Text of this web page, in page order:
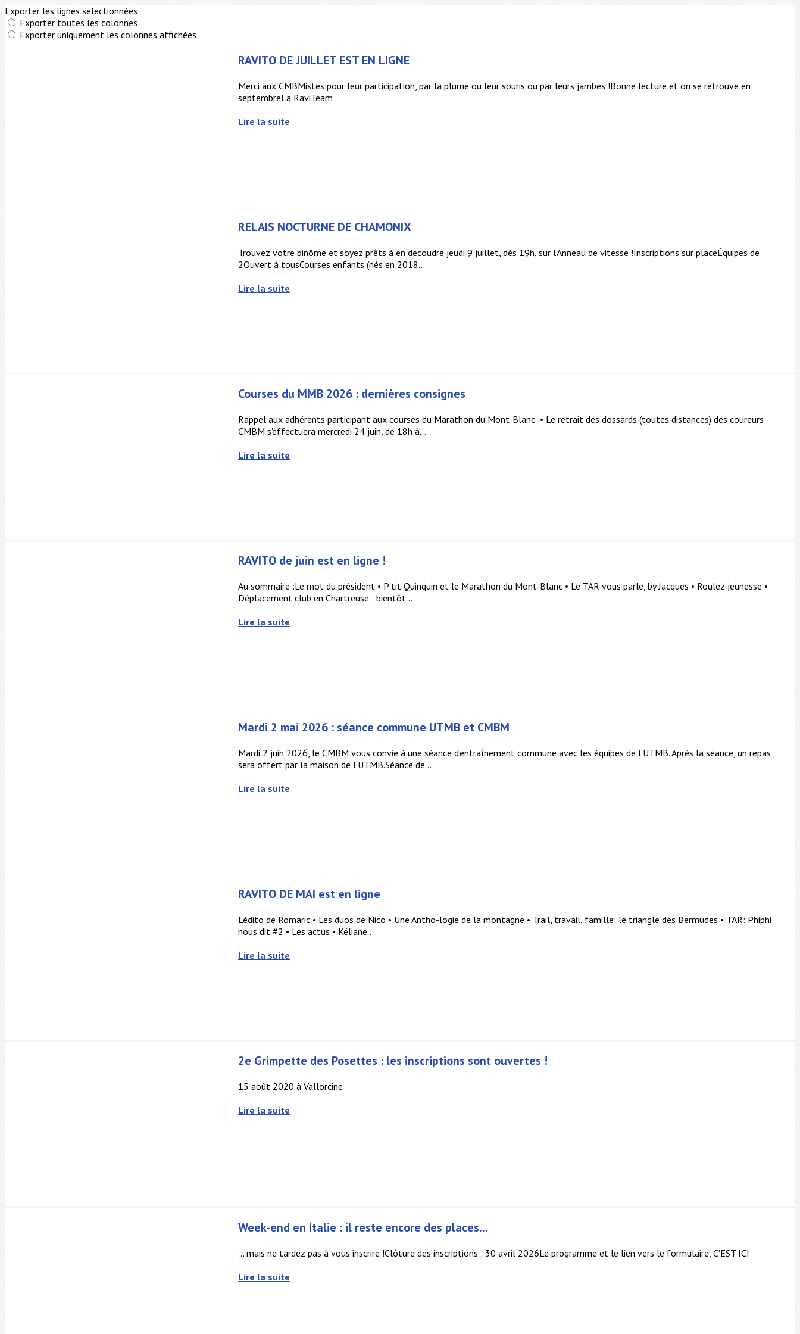
Exporter les lignes sélectionnées
Exporter toutes les colonnes
Exporter uniquement les colonnes affichées
RAVITO DE JUILLET EST EN LIGNE
Merci aux CMBMistes pour leur participation, par la plume ou leur souris ou par leurs jambes !Bonne lecture et on se retrouve en
septembreLa RaviTeam
Lire la suite
RELAIS NOCTURNE DE CHAMONIX
Trouvez votre binôme et soyez prêts à en découdre jeudi 9 juillet, dès 19h, sur l'Anneau de vitesse !Inscriptions sur placeÉquipes de
2Ouvert à tousCourses enfants (nés en 2018...
Lire la suite
Courses du MMB 2026 : dernières consignes
Rappel aux adhérents participant aux courses du Marathon du Mont-Blanc :• Le retrait des dossards (toutes distances) des coureurs
CMBM s'effectuera mercredi 24 juin, de 18h à...
Lire la suite
RAVITO de juin est en ligne !
Au sommaire :Le mot du président • P'tit Quinquin et le Marathon du Mont-Blanc • Le TAR vous parle, by Jacques • Roulez jeunesse •
Déplacement club en Chartreuse : bientôt...
Lire la suite
Mardi 2 mai 2026 : séance commune UTMB et CMBM
Mardi 2 juin 2026, le CMBM vous convie à une séance d'entraînement commune avec les équipes de l'UTMB. Après la séance, un repas
sera offert par la maison de l'UTMB.Séance de...
Lire la suite
RAVITO DE MAI est en ligne
L'édito de Romaric • Les duos de Nico • Une Antho-logie de la montagne • Trail, travail, famille: le triangle des Bermudes • TAR: Phiphi
nous dit #2 • Les actus • Kéliane...
Lire la suite
2e Grimpette des Posettes : les inscriptions sont ouvertes !
15 août 2020 à Vallorcine
Lire la suite
Week-end en Italie : il reste encore des places...
... mais ne tardez pas à vous inscrire !Clôture des inscriptions : 30 avril 2026Le programme et le lien vers le formulaire, C'EST ICI
Lire la suite